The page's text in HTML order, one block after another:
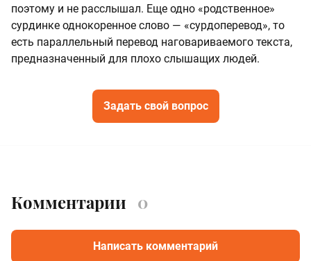
поэтому и не расслышал. Еще одно «родственное»
сурдинке однокоренное слово — «сурдоперевод», то
есть параллельный перевод наговариваемого текста,
предназначенный для плохо слышащих людей.
Задать свой вопрос
Комментарии 0
Написать комментарий